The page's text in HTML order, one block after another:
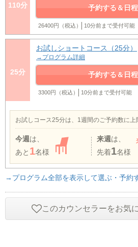
110分 予約する＆日
26400円（税込） 10分前まで受付可能
25分
お試しショートコース（25分）
→プログラム詳細
予約する＆日
3300円（税込） 10分前まで受付可能
お試しコース25分は、1週間のご予約数に上
今週 は、
あと 1名様
来週 は、
先着1名様
→プログラム全部を表示して選ぶ・予約
このカウンセラーをお気